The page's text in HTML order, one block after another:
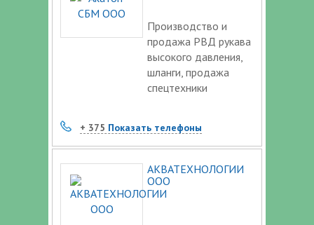
Производство и
продажа РВД рукава
высокого давления,
шланги, продажа
спецтехники
+ 375 Показать телефоны
АКВАТЕХНОЛОГИИ
ООО